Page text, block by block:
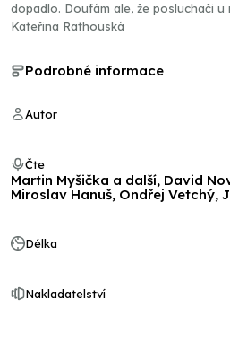
dopadlo. Doufám ale, že posluchači u
Kateřina Rathouská
Podrobné informace
Autor
Čte
Martin Myšička a další, David
Miroslav Hanuš, Ondřej Vetchý,
Délka
Nakladatelství